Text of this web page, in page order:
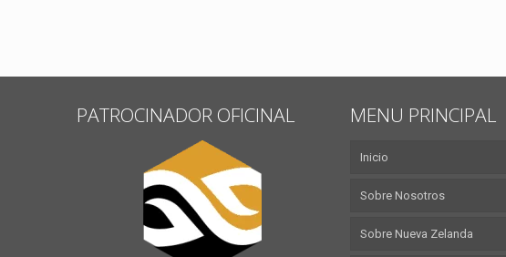
PATROCINADOR OFICINAL MENU PRINCIPAL
Inicio
Sobre Nosotros
Sobre Nueva Zelanda